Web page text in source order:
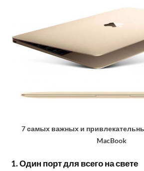
7 самых важных и
MacBook
1. Один порт для всего на свете